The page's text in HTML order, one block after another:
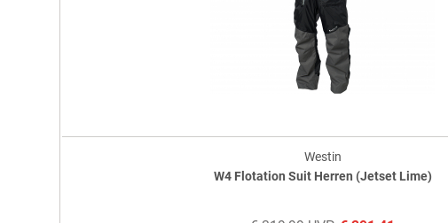
Westin
W4 Flotation Suit Herren (Jetset Lime)